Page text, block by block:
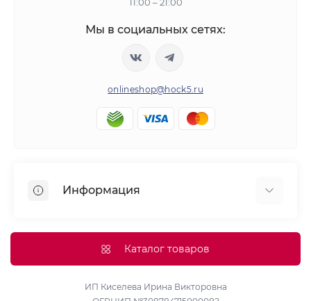
Мы в социальных сетях:
onlineshop@hock5.ru
Информация
Доставка
Политика конфиденциальности и обработки
Каталог товаров
ИП Киселева Ирина Викторовна